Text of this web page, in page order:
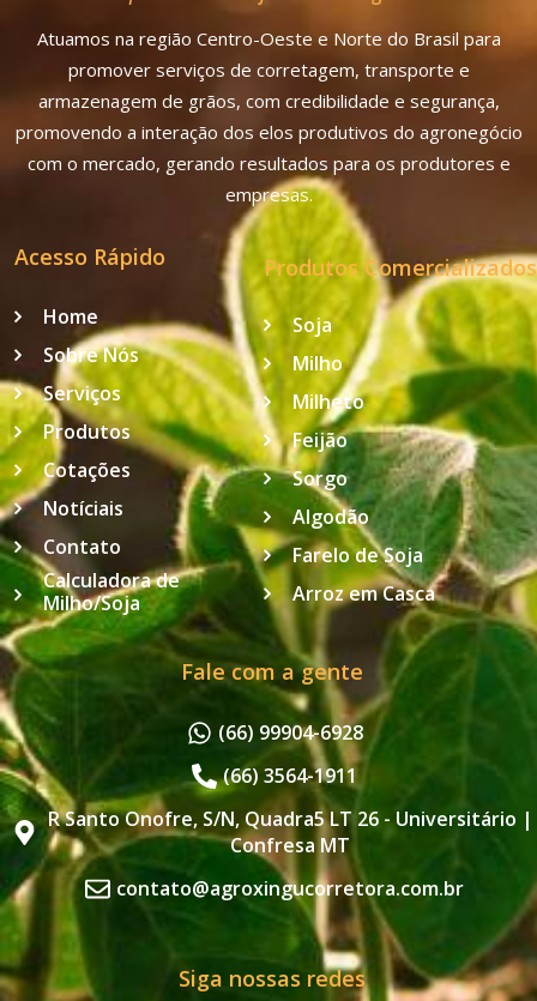
Atuamos na região Centro-Oeste e Norte do Brasil para
promover serviços de corretagem, transporte e
armazenagem de grãos, com credibilidade e segurança,
promovendo a interação dos elos produtivos do agronegócio
com o mercado, gerando resultados para os produtores e
empresas.
Acesso Rápido
Home
Sobre Nós
Serviços
Produtos
Cotações
Notíciais
Contato
Calculadora de
Milho/Soja
Produtos Comercializados
Soja
Milho
Milheto
Feijão
Sorgo
Algodão
Farelo de Soja
Arroz em Casca
Fale com a gente
(66) 99904-6928
(66) 3564-1911
R Santo Onofre, S/N, Quadra5 LT 26 - Universitário |
Confresa MT
contato@agroxingucorretora.com.br
Siga nossas redes